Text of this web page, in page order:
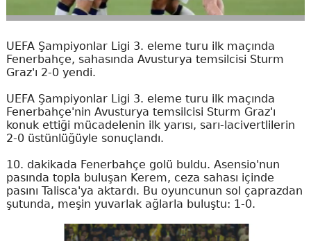
UEFA Şampiyonlar Ligi 3. eleme turu ilk maçında
Fenerbahçe, sahasında Avusturya temsilcisi Sturm
Graz'ı 2-0 yendi.
UEFA Şampiyonlar Ligi 3. eleme turu ilk maçında
Fenerbahçe'nin Avusturya temsilcisi Sturm Graz'ı
konuk ettiği mücadelenin ilk yarısı, sarı-lacivertlilerin
2-0 üstünlüğüyle sonuçlandı.
10. dakikada Fenerbahçe golü buldu. Asensio'nun
pasında topla buluşan Kerem, ceza sahası içinde
pasını Talisca'ya aktardı. Bu oyuncunun sol çaprazdan
şutunda, meşin yuvarlak ağlarla buluştu: 1-0.